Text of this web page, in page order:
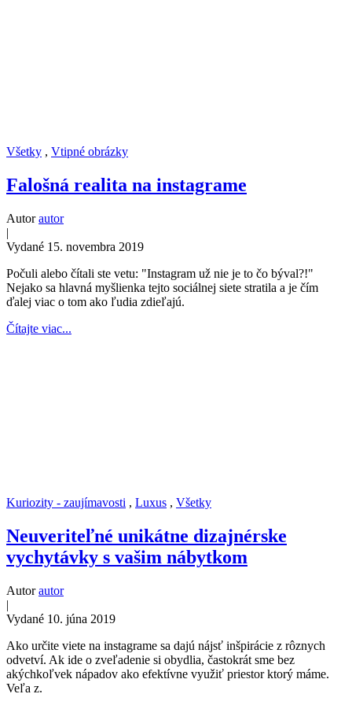
Všetky , Vtipné obrázky
Falošná realita na instagrame
Autorautor
|
Vydané 15. novembra 2019
Počuli alebo čítali ste vetu: "Instagram už nie je to čo býval?!"
Nejako sa hlavná myšlienka tejto sociálnej siete stratila a je čím
ďalej viac o tom ako ľudia zdieľajú.
Čítajte viac...
Kuriozity - zaujímavosti , Luxus , Všetky
Neuveriteľné unikátne dizajnérske
vychytávky s vašim nábytkom
Autorautor
|
Vydané 10. júna 2019
Ako určite viete na instagrame sa dajú nájsť inšpirácie z rôznych
odvetví. Ak ide o zveľadenie si obydlia, častokrát sme bez
akýchkoľvek nápadov ako efektívne využiť priestor ktorý máme.
Veľa z.